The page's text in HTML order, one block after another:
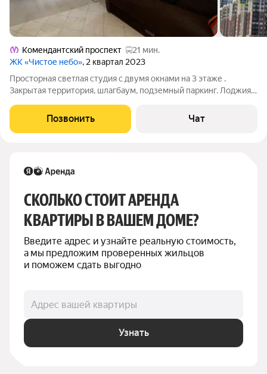
Комендантский проспект
21 мин.
ЖК «Чистое небо», 2 квартал 2023
Просторная светлая студия с двумя окнами на 3 этаже .
Закрытая территория, шлагбаум, подземный паркинг. Лоджия с
мебель и бытовая техника: встроенный холодильник,
телевизор, встроенная
Позвонить Чат
СКОЛЬКО СТОИТ АРЕНДА
КВАРТИРЫ В ВАШЕМ ДОМЕ?
Введите адрес и узнайте реальную стоимость,
а мы предложим проверенных жильцов
и поможем сдать выгодно
Адрес вашей квартиры
Узнать